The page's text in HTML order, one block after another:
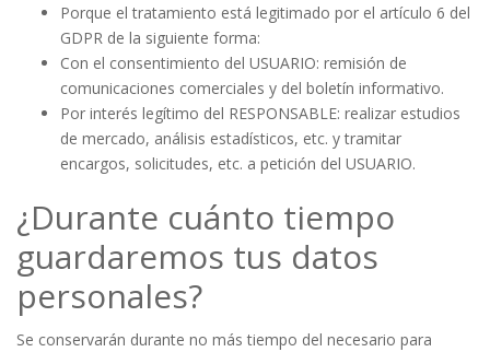
Porque el tratamiento está legitimado por el artículo 6 del
GDPR de la siguiente forma:
Con el consentimiento del USUARIO: remisión de
comunicaciones comerciales y del boletín informativo.
Por interés legítimo del RESPONSABLE: realizar estudios
de mercado, análisis estadísticos, etc. y tramitar
encargos, solicitudes, etc. a petición del USUARIO.
¿Durante cuánto tiempo
guardaremos tus datos
personales?
Se conservarán durante no más tiempo del necesario para